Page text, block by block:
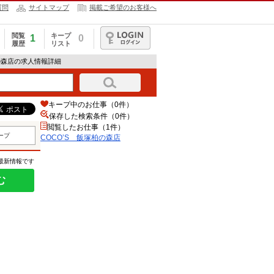
問 サイトマップ 掲載ご希望のお客様へ
閲覧
履歴
1
キープ
リスト
0
ログイン
店の求人情報詳細
プ
新情報です
キープ中のお仕事（0件）
保存した検索条件（0件）
閲覧したお仕事（1件）
COCO’S 飯塚柏の森店